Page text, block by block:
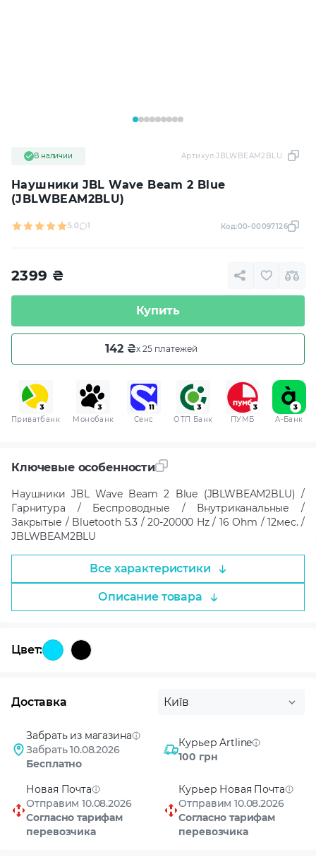
Наушники JBL Wave Beam 2 Blue
(JBLWBEAM2BLU)
В наличии Артикул:JBLWBEAM2BLU
5.0 1 Код:00-00097126
2399 ₴
Купить
142 ₴x 25 платежей
Приватбанк Монобанк Сенс ОТП Банк ПУМБ A-Банк
Ключевые особенности
Наушники JBL Wave Beam 2 Blue (JBLWBEAM2BLU) /
Гарнитура / Беспроводные / Внутриканальные /
Закрытые / Bluetooth 5.3 / 20-20000 Hz / 16 Ohm / 12мес. /
JBLWBEAM2BLU
Все характеристики
Описание товара
Цвет:
Доставка Київ
Забрать из магазина
Забрать 10.08.2026
Бесплатно
Курьер Artline
100 грн
Новая Почта
Отправим 10.08.2026
Согласно тарифам
перевозчика
Курьер Новая Почта
Отправим 10.08.2026
Согласно тарифам
перевозчика